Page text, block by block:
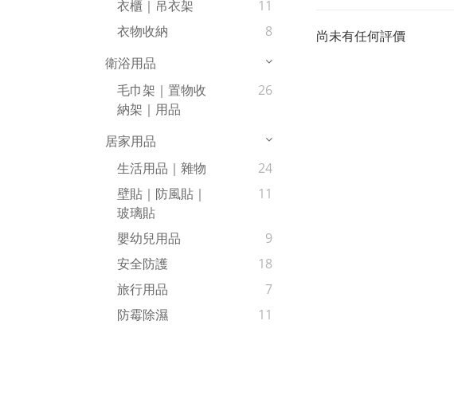
衣櫃｜吊衣架
11
衣物收納
8
衛浴用品
毛巾架｜置物收
納架｜用品
26
居家用品
生活用品｜雜物
24
壁貼｜防風貼｜
玻璃貼
11
嬰幼兒用品
9
安全防護
18
旅行用品
7
防霉除濕
11
尚未有任何評價